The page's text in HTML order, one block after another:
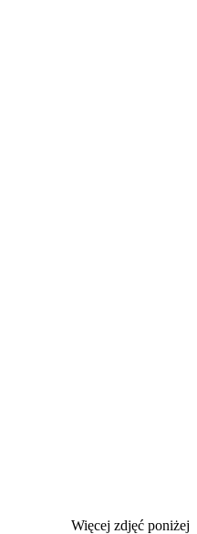
Więcej zdjęć poniżej